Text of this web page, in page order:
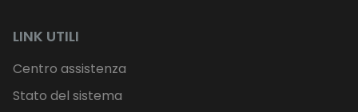
LINK UTILI
Centro assistenza
Stato del sistema